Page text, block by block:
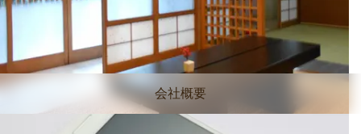
会社概要